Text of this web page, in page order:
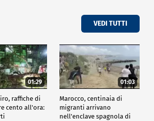
VEDI TUTTI
01:29
raffiche di
cento all'ora:
01:03
Marocco, centinaia di
migranti arrivano
nell'enclave spagnola di